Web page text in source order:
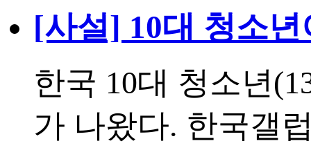
[사설] 10대 청소
한국 10대 청소년
가 나왔다. 한국갤